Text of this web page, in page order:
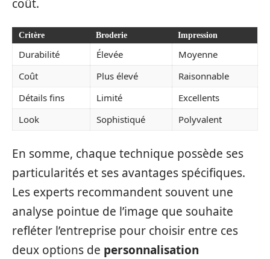
coût.
Critère Broderie Impression
Durabilité Élevée
Moyenne
Coût
Plus élevé
Raisonnable
Détails fins
Limité
Excellents
Look
Sophistiqué Polyvalent
En somme, chaque technique possède ses
particularités et ses avantages spécifiques.
Les experts recommandent souvent une
analyse pointue de l’image que souhaite
refléter l’entreprise pour choisir entre ces
deux options de personnalisation